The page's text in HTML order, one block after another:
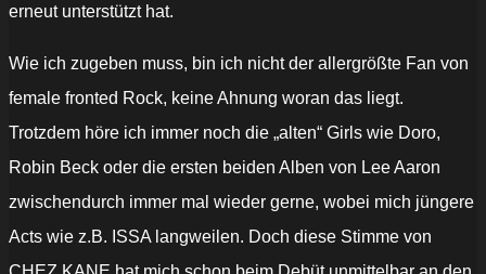
erneut unterstützt hat.
Wie ich zugeben muss, bin ich nicht der allergrößte Fan von
female fronted Rock, keine Ahnung woran das liegt.
Trotzdem höre ich immer noch die „alten“ Girls wie Doro,
Robin Beck oder die ersten beiden Alben von Lee Aaron
zwischendurch immer mal wieder gerne, wobei mich jüngere
Acts wie z.B. ISSA langweilen. Doch diese Stimme von